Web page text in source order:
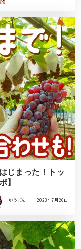
じまった！トッ
】
ゆうぽん 2023年7月26日